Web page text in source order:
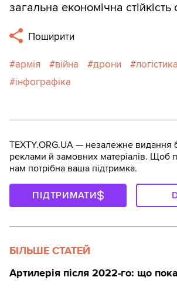
загальна економічна стійкість
Поширити
армія війна дрони
логістика
інфографіка
TEXTY.ORG.UA — незалежне видання
реклами й замовних матеріалів. Щоб
нам потрібна ваша підтримка.
ПІДТРИМАТИ
БІЛЬШЕ СТАТЕЙ
Артилерія після 2022-го: що